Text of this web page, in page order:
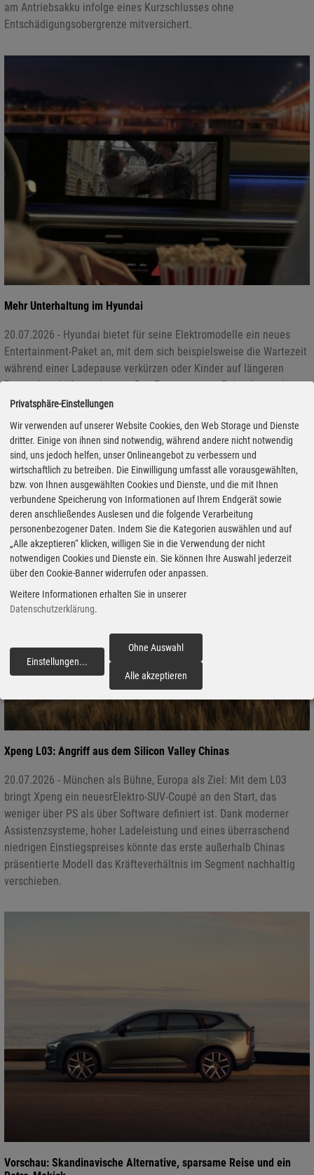
am Antriebsakku infolge eines Kurzschlusses ohne
Entschädigungsobergrenze mitversichert.
Mehr Unterhaltung im Hyundai
20.07.2026 - Hyundai bietet für seine Elektromodelle ein neues
Entertainment-Paket an, mit dem sich beispielsweise die Wartezeit
während einer Ladepause verkürzen oder Kinder auf längeren
Reisen beschäftigen lassen. Das Entertainment-Paket bringt Apps
wie Netflix, Disney+, Youtube und Haystack News ins Fahrzeug.
Ergänzt wird das Angebot durch Spiele, Karaoke und spezielle
Inhalte für Kinder. Erhältlich ist das Unterhaltungspaket für alle
Modelle mit dem Infotainmentsystem „Connected Car Navigation
Cockpit“ (CCNC).
Xpeng L03: Angriff aus dem Silicon Valley Chinas
20.07.2026 - München als Bühne, Europa als Ziel: Mit dem L03
bringt Xpeng ein neuesrElektro-SUV-Coupé an den Start, das
weniger über PS als über Software definiert ist. Dank moderner
Assistenzsysteme, hoher Ladeleistung und eines überraschend
niedrigen Einstiegspreises könnte das erste außerhalb Chinas
präsentierte Modell das Kräfteverhältnis im Segment nachhaltig
verschieben.
Vorschau: Skandinavische Alternative, sparsame Reise und ein
Privatsphäre-Einstellungen
Wir verwenden auf unserer Website Cookies, den Web Storage und Dienste
dritter. Einige von ihnen sind notwendig, während andere nicht notwendig
sind, uns jedoch helfen, unser Onlineangebot zu verbessern und
wirtschaftlich zu betreiben. Die Einwilligung umfasst alle vorausgewählten,
bzw. von Ihnen ausgewählten Cookies und Dienste, und die mit Ihnen
verbundene Speicherung von Informationen auf Ihrem Endgerät sowie
deren anschließendes Auslesen und die folgende Verarbeitung
personenbezogener Daten. Indem Sie die Kategorien auswählen und auf
„Alle akzeptieren“ klicken, willigen Sie in die Verwendung der nicht
notwendigen Cookies und Dienste ein. Sie können Ihre Auswahl jederzeit
über den Cookie-Banner widerrufen oder anpassen.
Weitere Informationen erhalten Sie in unserer
Datenschutzerklärung.
Einstellungen...
Ohne Auswahl
Alle akzeptieren